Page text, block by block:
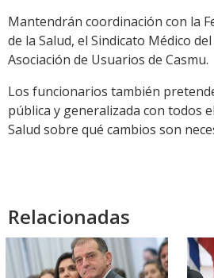
Mantendrán coordinación con la
de la Salud, el Sindicato Médico
Asociación de Usuarios de Casmu.
Los funcionarios también
pública y generalizada con todos
Salud sobre qué cambios son
Relacionadas